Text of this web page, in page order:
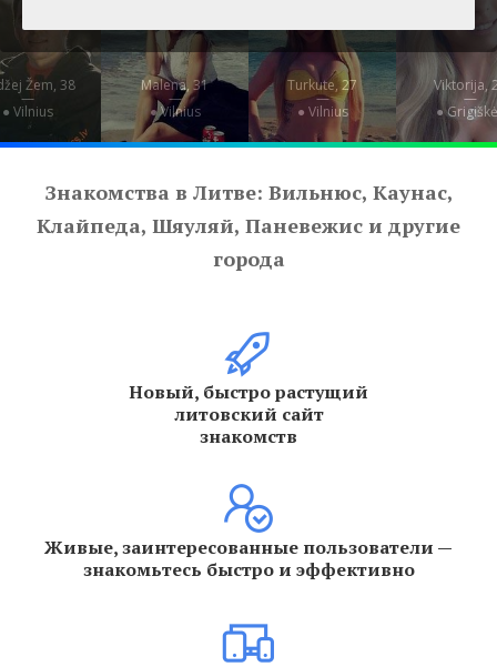
Žem, 38
—
● Vilnius
Malena, 31
—
● Vilnius
Turkute, 27
—
● Vilnius
Viktorija,
—
●
Знакомства в Литве: Вильнюс, Каунас,
Клайпеда, Шяуляй, Паневежис и другие
города
Новый, быстро растущий
литовский сайт
знакомств
Живые, заинтересованные пользователи —
знакомьтесь быстро и эффективно